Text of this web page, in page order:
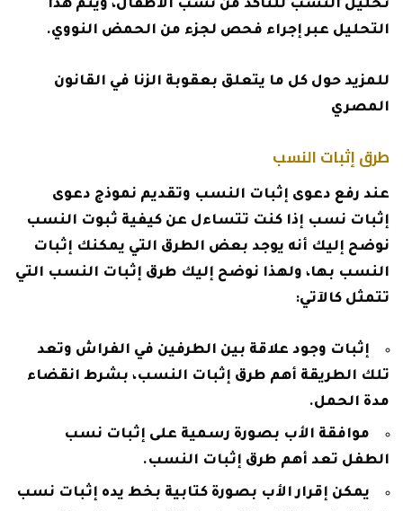
تحليل النسب للتأكد من نسب الأطفال، ويتم هذا
التحليل عبر إجراء فحص لجزء من الحمض النووي.
للمزيد حول كل ما يتعلق بعقوبة الزنا في القانون
المصري
طرق إثبات النسب
عند رفع دعوى إثبات النسب وتقديم نموذج دعوى
إثبات نسب إذا كنت تتساءل عن كيفية ثبوت النسب
نوضح إليك أنه يوجد بعض الطرق التي يمكنك إثبات
النسب بها، ولهذا نوضح إليك طرق إثبات النسب التي
تتمثل كالآتي:
إثبات وجود علاقة بين الطرفين في الفراش وتعد
تلك الطريقة أهم طرق إثبات النسب، بشرط انقضاء
مدة الحمل.
موافقة الأب بصورة رسمية على إثبات نسب
الطفل تعد أهم طرق إثبات النسب.
يمكن إقرار الأب بصورة كتابية بخط يده إثبات نسب